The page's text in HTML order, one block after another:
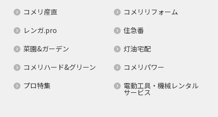
コメリ産直
コメリリフォーム
レンガ.pro
住急番
菜園&ガーデン
灯油宅配
コメリハード&グリーン
コメリパワー
プロ特集
電動工具・機械レンタル
サービス